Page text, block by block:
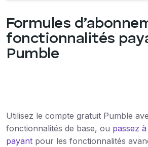
Tutoriels
Intégrations
Formules
fonctionnalités
Pumble
Utilisez le compte gratuit Pumble
fonctionnalités de base, ou passez
payant pour les fonctionnalités